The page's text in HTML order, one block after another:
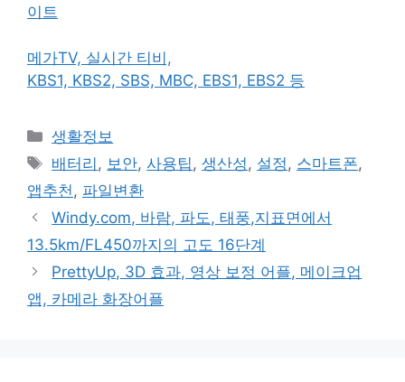
이트
메가TV, 실시간 티비,
KBS1, KBS2, SBS, MBC, EBS1, EBS2 등
카
테
고
리
생활정보
태
그
배터리 , 보안,사용팁 ,생산성 , 설정 , 스마트폰,
앱추천 , 파일변환
Windy.com, 바람, 파도, 태풍,지표면에서
13.5km/FL450까지의 고도 16단계
PrettyUp, 3D 효과, 영상 보정 어플, 메이크업
앱, 카메라 화장어플